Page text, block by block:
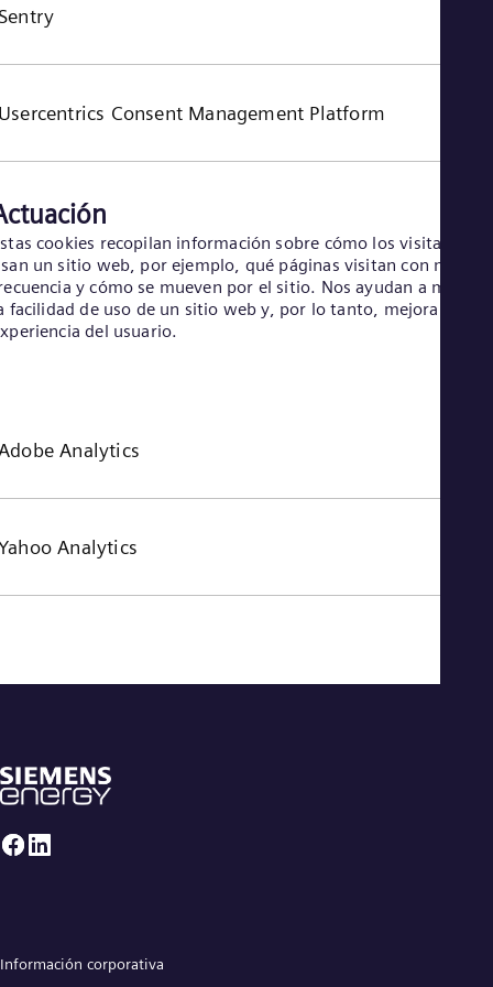
Consent Management Platform
cookies recopilan información sobre cómo los visitantes
un sitio web, por ejemplo, qué páginas visitan con más
y cómo se mueven por el sitio. Nos ayudan a mejorar
facilidad de uso de un sitio web y, por lo tanto, mejoran la
del usuario.
Analytics
Analytics
Información corporativa